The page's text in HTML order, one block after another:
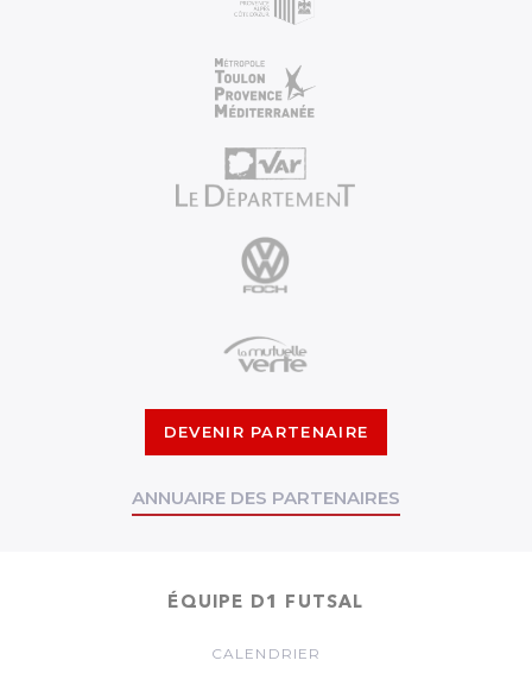
DEVENIR PARTENAIRE
ANNUAIRE DES PARTENAIRES
ÉQUIPE D1 FUTSAL
CALENDRIER